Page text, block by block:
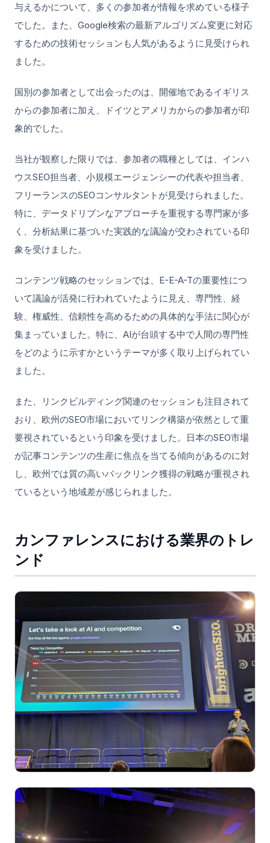
与えるかについて、多くの参加者が情報を求めている様子
でした。また、Google検索の最新アルゴリズム変更に対応
するための技術セッションも人気があるように見受けられ
ました。
国別の参加者として出会ったのは、開催地であるイギリス
からの参加者に加え、ドイツとアメリカからの参加者が印
象的でした。
当社が観察した限りでは、参加者の職種としては、インハ
ウスSEO担当者、小規模エージェンシーの代表や担当者、
フリーランスのSEOコンサルタントが見受けられました。
特に、データドリブンなアプローチを重視する専門家が多
く、分析結果に基づいた実践的な議論が交わされている印
象を受けました。
コンテンツ戦略のセッションでは、E-E-A-Tの重要性につ
いて議論が活発に行われていたように見え、専門性、経
験、権威性、信頼性を高めるための具体的な手法に関心が
集まっていました。特に、AIが台頭する中で人間の専門性
をどのように示すかというテーマが多く取り上げられてい
ました。
また、リンクビルディング関連のセッションも注目されて
おり、欧州のSEO市場においてリンク構築が依然として重
要視されているという印象を受けました。日本のSEO市場
が記事コンテンツの生産に焦点を当てる傾向があるのに対
し、欧州では質の高いバックリンク獲得の戦略が重視され
ているという地域差が感じられました。
カンファレンスにおける業界のトレ
ンド